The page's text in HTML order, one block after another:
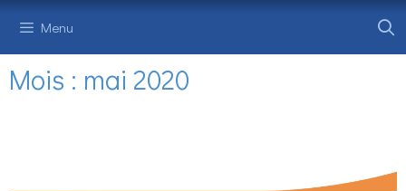
Aller
contenu
Menu
Mois : mai 2020